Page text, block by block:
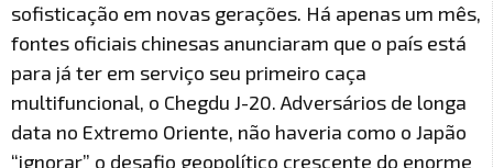
sofisticação em novas gerações. Há apenas um mês,
fontes oficiais chinesas anunciaram que o país está
para já ter em serviço seu primeiro caça
multifuncional, o Chegdu J-20. Adversários de longa
data no Extremo Oriente, não haveria como o Japão
“ignorar” o desafio geopolítico crescente do enorme